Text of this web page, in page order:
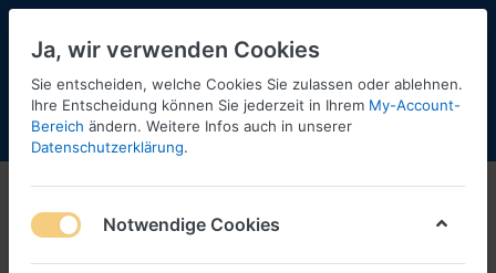
Menü Anmelden Shopaktualisierung
Ja, wir verwenden Cookies
Sie entscheiden, welche Cookies Sie zulassen oder ablehnen.
Ihre Entscheidung können Sie jederzeit in Ihrem My-Account-
Bereich ändern. Weitere Infos auch in unserer
Datenschutzerklärung.
Notwendige Cookies